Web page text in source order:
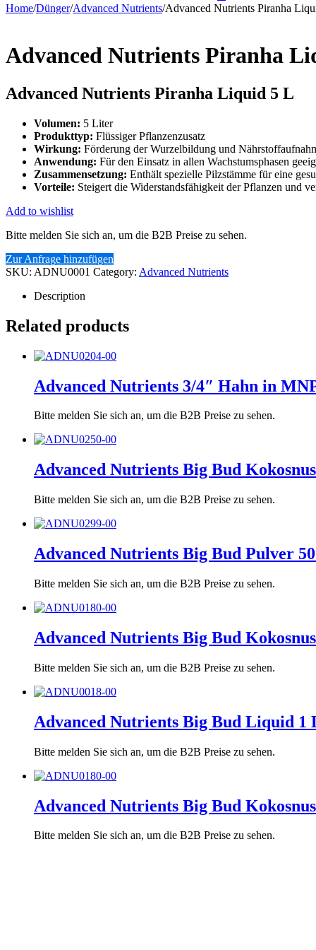
Home/Dünger/Advanced Nutrients/Advanced Nutrients Piranha
Advanced Nutrients Piranha
Advanced Nutrients Piranha Liquid 5 L
Volumen: 5 Liter
Produkttyp: Flüssiger Pflanzenzusatz
Wirkung: Förderung der Wurzelbildung und
Anwendung: Für den Einsatz in allen Wachstumsphasen
Zusammensetzung: Enthält spezielle Pilzstämme für eine
Vorteile: Steigert die Widerstandsfähigkeit der Pflanzen und
Add to wishlist
Bitte melden Sie sich an, um die B2B Preise zu sehen.
Zur Anfrage hinzufügen
SKU: ADNU0001 Category: Advanced Nutrients
Description
Related products
Advanced Nutrients 3/4″ Hahn in
Bitte melden Sie sich an, um die B2B Preise zu sehen.
Advanced Nutrients Big Bud
Bitte melden Sie sich an, um die B2B Preise zu sehen.
Advanced Nutrients Big Bud Pulver
Bitte melden Sie sich an, um die B2B Preise zu sehen.
Advanced Nutrients Big Bud
Bitte melden Sie sich an, um die B2B Preise zu sehen.
Advanced Nutrients Big Bud Liquid 1
Bitte melden Sie sich an, um die B2B Preise zu sehen.
Advanced Nutrients Big Bud
Bitte melden Sie sich an, um die B2B Preise zu sehen.